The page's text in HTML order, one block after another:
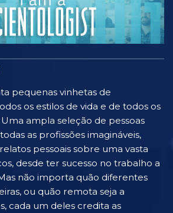
pequenas vinhetas de
os estilos de vida e de todos os
ampla seleção de pessoas
as profissões imagináveis,
pessoais sobre uma vasta
desde ter sucesso no trabalho a
não importa quão diferentes
ou quão remota seja a
cada um deles credita as